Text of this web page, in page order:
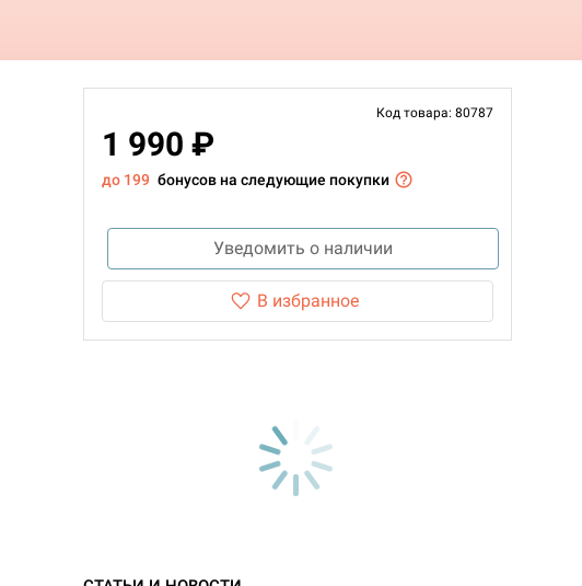
Код товара: 80787
1 990 ₽
до 199 бонусов на следующие покупки
Уведомить о наличии
В избранное